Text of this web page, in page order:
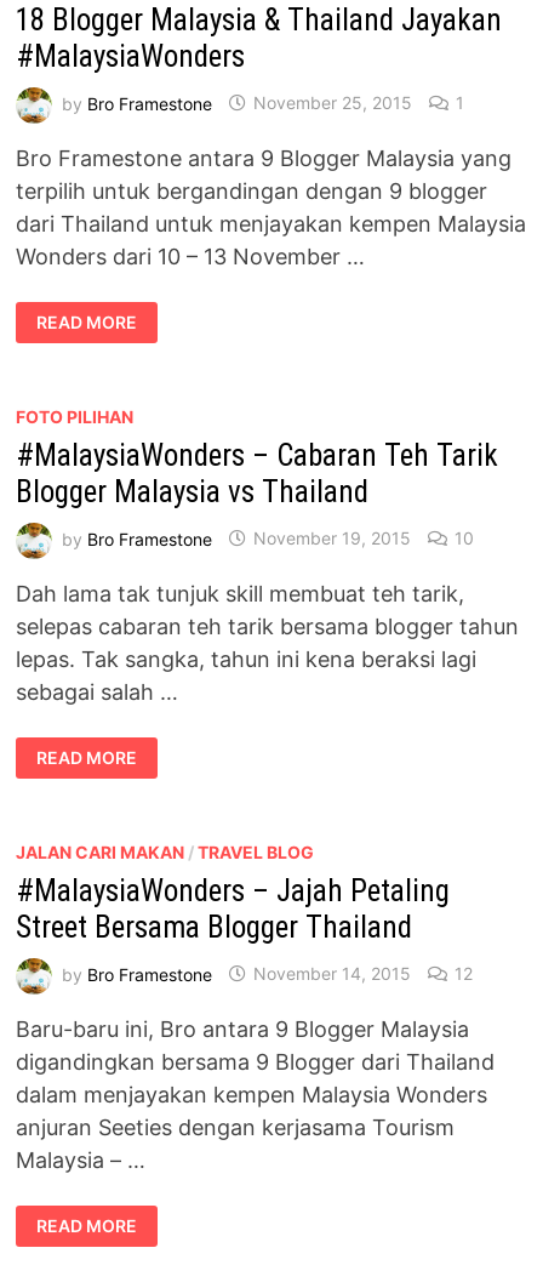
DUIT
SENDIRI
UNTUK
JADI
BERJAYA
18 Blogger Malaysia & Thailand Jayakan
#MalaysiaWonders
by Bro Framestone November 25, 2015 1
Bro Framestone antara 9 Blogger Malaysia yang
terpilih untuk bergandingan dengan 9 blogger
dari Thailand untuk menjayakan kempen Malaysia
Wonders dari 10 – 13 November …
18
BLOGGER
MALAYSIA
#MALAYSIAWONDERS
READ MORE
FOTO PILIHAN
#MalaysiaWonders – Cabaran Teh Tarik
Blogger Malaysia vs Thailand
by Bro Framestone November 19, 2015 10
Dah lama tak tunjuk skill membuat teh tarik,
selepas cabaran teh tarik bersama blogger tahun
lepas. Tak sangka, tahun ini kena beraksi lagi
sebagai salah …
#MALAYSIAWONDERS
–
CABARAN
MALAYSIA
THAILAND
READ MORE
JALAN CARI MAKAN /TRAVEL BLOG
#MalaysiaWonders – Jajah Petaling
Street Bersama Blogger Thailand
by Bro Framestone November 14, 2015 12
Baru-baru ini, Bro antara 9 Blogger Malaysia
digandingkan bersama 9 Blogger dari Thailand
dalam menjayakan kempen Malaysia Wonders
anjuran Seeties dengan kerjasama Tourism
Malaysia – …
#MALAYSIAWONDERS
–
JAJAH
READ MORE